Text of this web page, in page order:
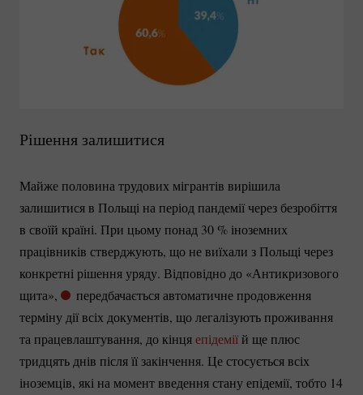
Рішення залишитися
Майже половина трудових мігрантів вирішила
залишитися в Польщі на період пандемії через безробіття
в своїй країні. При цьому понад 30 % іноземних
працівників стверджують, що не виїхали з Польщі через
конкретні рішення уряду. Відповідно до «Антикризового
щита»,
передбачається автоматичне продовження
терміну дії всіх документів, що легалізують проживання
та працевлаштування, до кінцяепідеміїй ще плюс
тридцять днів після її закінчення. Це стосується всіх
іноземців, які на момент введення стану епідемії, тобто 14